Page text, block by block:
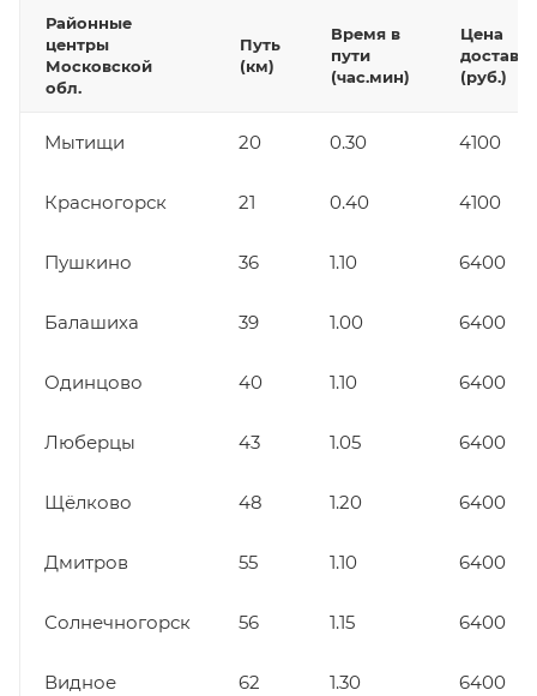
Районные
центры
Московской
обл.
Путь
(км)
Время в
пути
(час.мин)
Цена
(руб.)
Мытищи 20 0.30 4100
Красногорск 21 0.40 4100
Пушкино 36 1.10 6400
Балашиха 39 1.00 6400
Одинцово 40 1.10 6400
Люберцы 43 1.05 6400
Щёлково 48 1.20 6400
Дмитров 55 1.10 6400
Солнечногорск 56 1.15 6400
Видное 62 1.30 6400